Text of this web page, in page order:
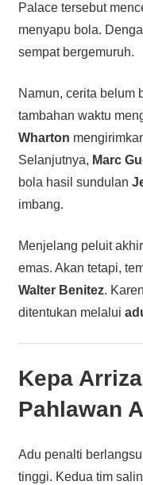
Palace tersebut
menyapu bola.
sempat bergemuruh.
Namun, cerita belum
tambahan waktu
Wharton
Selanjutnya, Marc
bola hasil sundulan
imbang.
Menjelang peluit
emas. Akan tetapi,
Walter Benitez.
ditentukan melalui
Kepa
Pahlawan
Adu penalti
tinggi. Kedua tim